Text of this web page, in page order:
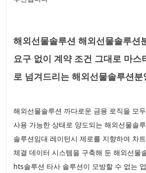
해외선물솔루션 해외선물솔루션
요구 없이 계약 조건 그대로 마스
로 넘겨드리는 해외선물솔루션분
해외선물솔루션 까다로운 금융 로직을 모
사용 가능한 상태로 양도되는 해외선물솔
솔루션임대 레이턴시 제로를 지향하여 차
체결 데이터 시스템을 구축해 둔 해외선물
hts솔루션 타사 솔루션이 모방할 수 없는